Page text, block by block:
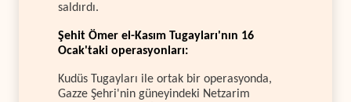
saldırdı.
Şehit Ömer el-Kasım Tugayları'nın 16
Ocak'taki operasyonları:
Kudüs Tugayları ile ortak bir operasyonda,
Gazze Şehri'nin güneyindeki Netzarim